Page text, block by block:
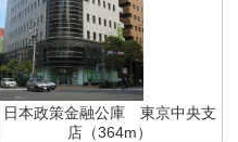
日本政策金融公庫 東京中央支
店（364m）